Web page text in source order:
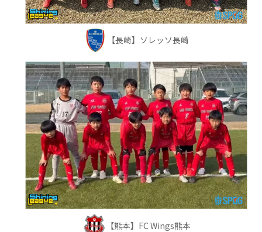
【長崎】ソレッソ長崎
【熊本】FC Wings熊本